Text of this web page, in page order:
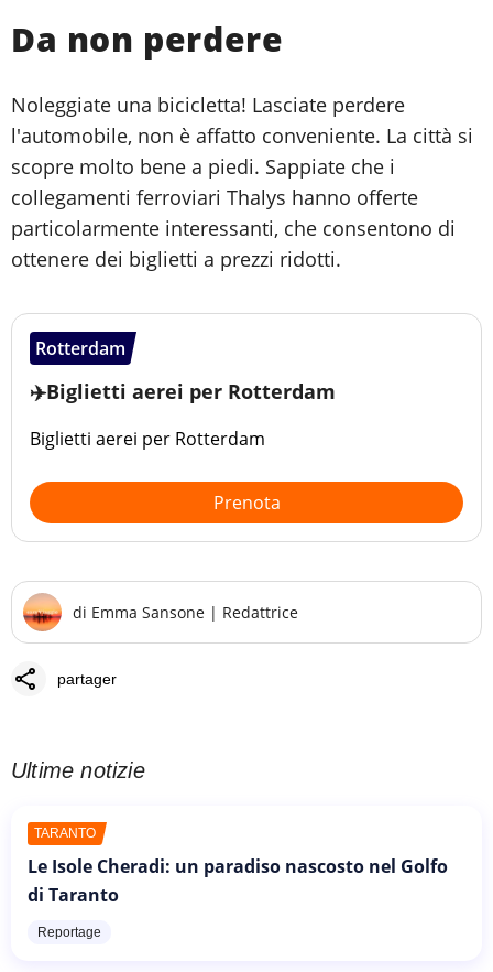
Da non perdere
Noleggiate una bicicletta! Lasciate perdere
l'automobile, non è affatto conveniente. La città si
scopre molto bene a piedi. Sappiate che i
collegamenti ferroviari Thalys hanno offerte
particolarmente interessanti, che consentono di
ottenere dei biglietti a prezzi ridotti.
Rotterdam
✈️Biglietti aerei per Rotterdam
Biglietti aerei per Rotterdam
Prenota
di Emma Sansone | Redattrice
share partager
Ultime notizie
TARANTO
Le Isole Cheradi: un paradiso nascosto nel Golfo
di Taranto
Reportage